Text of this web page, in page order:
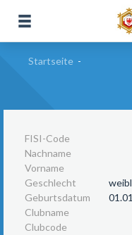
Startseite -
FISI-Code
Nachname
Vorname
Geschlecht
Geburtsdatum
Clubname
Clubcode